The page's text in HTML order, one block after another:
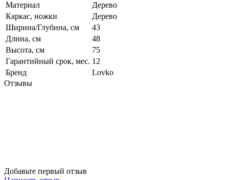
Материал
Дерево
Каркас, ножки
Дерево
Ширина/Глубина, см
43
Длина, см
48
Высота, см
75
Гарантийный срок, мес. 12
Бренд
Lovko
Отзывы
Добавьте первый отзыв